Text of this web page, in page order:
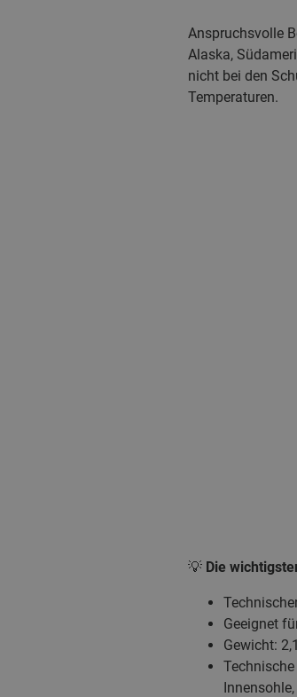
Anspruchsvolle
Alaska,
nicht bei den
Temperaturen.
💡 Die
Geeignet
Gewicht: